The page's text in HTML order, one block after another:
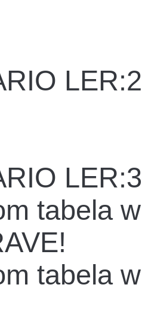
tabela
tabela